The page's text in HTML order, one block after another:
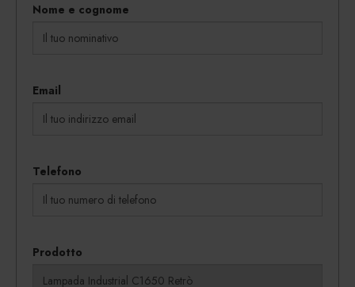
Nome e cognome
Email
Telefono
Prodotto